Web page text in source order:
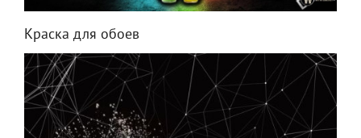
Краска для обоев